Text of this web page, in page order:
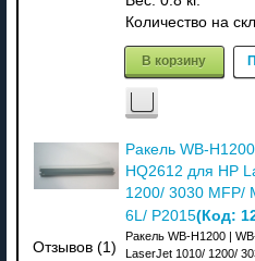
Количество на
В корзину
Отзывов (1)
Ракель WB-
HQ2612 для HP
1200/ 3030 MFP/
6L/ P2015(Код:
Ракель WB-H1200 |
LaserJet 1010/ 1200/